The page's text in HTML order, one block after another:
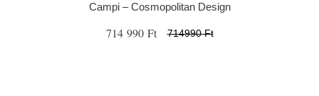
Campi – Cosmopolitan Design
714 990 Ft 714990 Ft